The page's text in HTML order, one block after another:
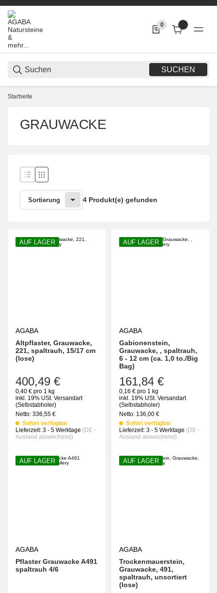
SUCHEN
0
0 Produkte in der
Startseite
GRAUWACKE
Sortierung 4 Produkt(e) gefunden
AUF LAGER
AGABA
Altpflaster, Grauwacke,
221, spaltrauh, 15/17 cm
(lose)
400,49 €
0,40 € pro 1 kg
inkl. 19% USt. Versandart
(Selbstabholer)
Netto: 336,55 €
Sofort verfügbar
Lieferzeit: 3 - 5 Werktage (DE -
Ausland abweichend)
AUF LAGER
AGABA
Gabionenstein,
Grauwacke, , spaltrauh,
6 - 12 cm (ca. 1,0 to./Big
Bag)
161,84 €
0,16 € pro 1 kg
inkl. 19% USt. Versandart
(Selbstabholer)
Netto: 136,00 €
Sofort verfügbar
Lieferzeit: 3 - 5 Werktage (DE -
Ausland abweichend)
AUF LAGER
AGABA
Pflaster Grauwacke A491
spaltrauh 4/6
AUF LAGER
AGABA
Trockenmauerstein,
Grauwacke, 491,
spaltrauh, unsortiert
(lose)